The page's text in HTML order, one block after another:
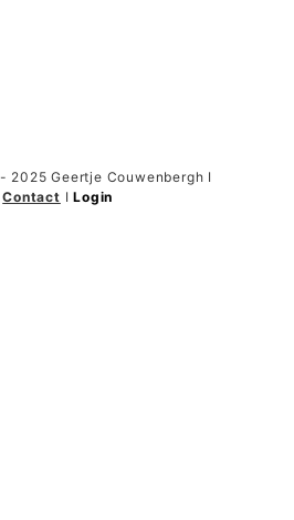
2025 Geertje Couwenbergh I
Contact ILogin